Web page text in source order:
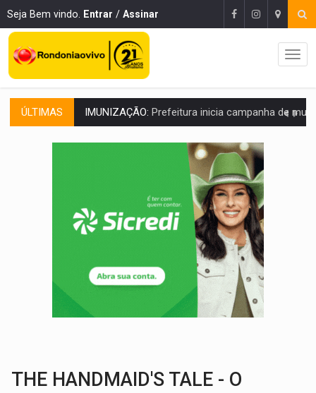
Seja Bem vindo. Entrar / Assinar
ÚLTIMAS QUIRINUS:Draco faz operação para prender faccionados que atacaram
TRAFICANTE PRESO:Operação Brasil Contra o Crime apreende quase meia
Trabalho inédito vai garantir água potável para
FAMÍLIA MORREU:Identificadas as cinco vítimas de acidente na BR-364,
ELEIÇÕES 2026:Candidata a deputada federal em Rondônia declara draga de
Casal de garimpeiros é preso com mercúrio em
EDUCAÇÃO BÁSICA: Ideb avança nos anos iniciais do ensino
CONTA DIFÍCIL: Com as novidades na corrida ao Senado as contas
THE HANDMAID'S TALE - O